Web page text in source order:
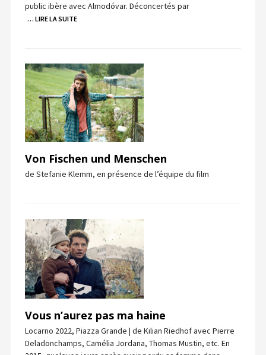
public ibère avec Almodóvar. Déconcertés par
… LIRE LA SUITE
Von Fischen und Menschen
de Stefanie Klemm, en présence de l’équipe du film
Vous n’aurez pas ma haine
Locarno 2022, Piazza Grande | de Kilian Riedhof avec Pierre
Deladonchamps, Camélia Jordana, Thomas Mustin, etc. En